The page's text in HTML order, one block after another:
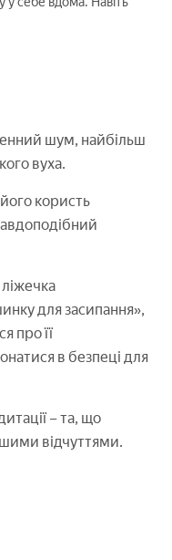
шум, найбільш
вуха.
користь
для засипання»,
про її
в безпеці для
– та, що
відчуттями.